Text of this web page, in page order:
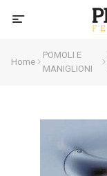
Home
POMOLI E
MANIGLIONI